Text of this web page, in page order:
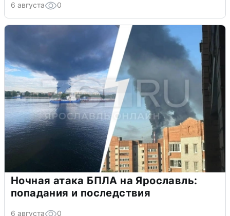
6 августа 0
Ночная атака БПЛА на Ярославль:
попадания и последствия
6 августа 0